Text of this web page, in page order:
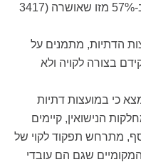
כמות העובדים בפועל גבוהה ב-57% מזו שאושרה (3417
הדתיות, מתמנים על
בצורה לקויה ולא
כי במועצות דתיות
הנישואין, קיימים
מתרחש תפקוד לקוי של
שגם הם עובדי